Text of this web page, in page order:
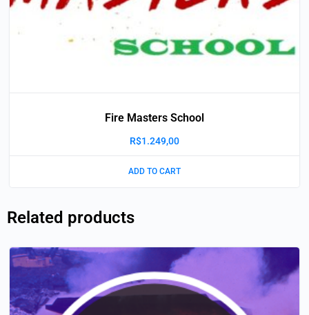
Fire Masters School
R$1.249,00
ADD TO CART
Related products